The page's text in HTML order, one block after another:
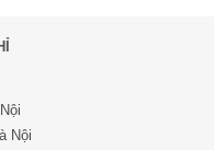
Nội